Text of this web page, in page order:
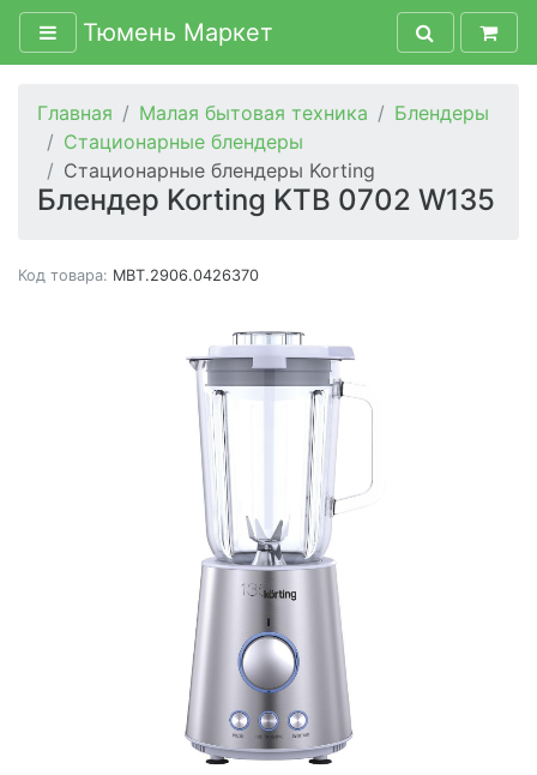
Тюмень Маркет
Главная Малая бытовая техника
Блендеры
Стационарные блендеры
Стационарные блендеры Korting
Блендер Korting KTB 0702 W135
Код товара: MBT.2906.0426370